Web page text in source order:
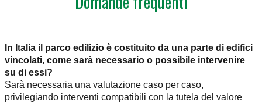
In Italia il parco edilizio è costituito da una parte di edifici
vincolati, come sarà necessario o possibile intervenire
su di essi?
Sarà necessaria una valutazione caso per caso,
privilegiando interventi compatibili con la tutela del valore